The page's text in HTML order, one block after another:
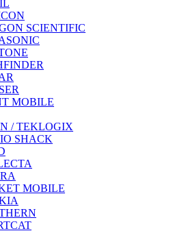
SCIENTIFIC
MOBILE
/ TEKLOGIX
SHACK
MOBILE